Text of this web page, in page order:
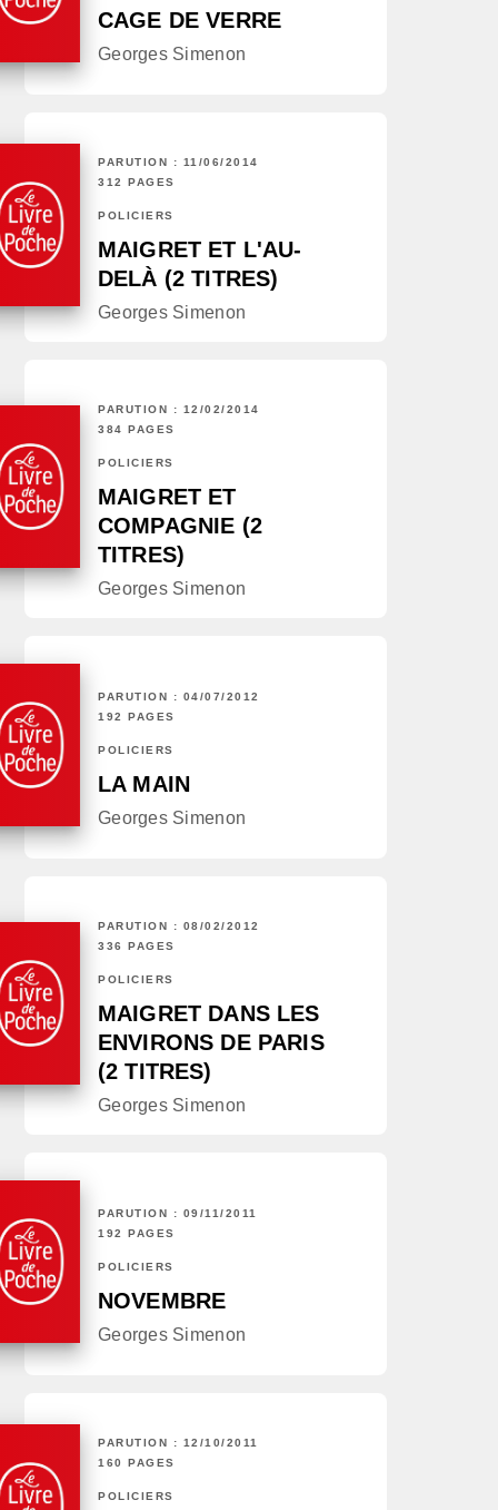
CAGE DE VERRE
Georges Simenon
PARUTION : 11/06/2014
312 PAGES
POLICIERS
MAIGRET ET L'AU-
DELÀ (2 TITRES)
Georges Simenon
PARUTION : 12/02/2014
384 PAGES
POLICIERS
MAIGRET ET
COMPAGNIE (2
TITRES)
Georges Simenon
PARUTION : 04/07/2012
192 PAGES
POLICIERS
LA MAIN
Georges Simenon
PARUTION : 08/02/2012
336 PAGES
POLICIERS
MAIGRET DANS LES
ENVIRONS DE PARIS
(2 TITRES)
Georges Simenon
PARUTION : 09/11/2011
192 PAGES
POLICIERS
NOVEMBRE
Georges Simenon
PARUTION : 12/10/2011
160 PAGES
POLICIERS